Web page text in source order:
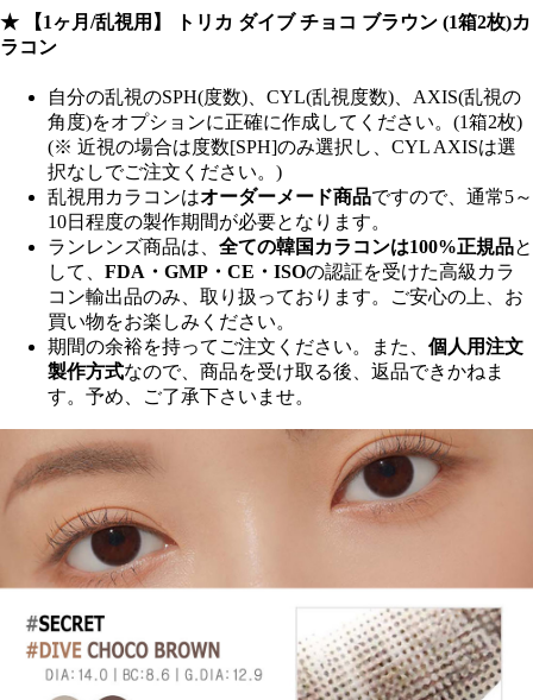
★ 【1ヶ月/乱視用】 トリカ ダイブ チョコ ブラウン (1箱2枚)カ
ラコン
自分の乱視のSPH(度数)、CYL(乱視度数)、AXIS(乱視の
角度)をオプションに正確に作成してください。(1箱2枚)
(※ 近視の場合は度数[SPH]のみ選択し、CYL AXISは選
択なしでご注文ください。)
乱視用カラコンはオーダーメード商品ですので、 通常5～
10日程度の製作期間が必要となります。
ランレンズ商品は、 全ての韓国カラコンは100%正規品と
して、 FDA・GMP・CE・ISOの認証を受けた高級カラ
コン輸出品のみ、取り扱っております。ご安心の上、お
買い物をお楽しみください。
期間の余裕を持ってご注文ください。また、 個人用注文
製作方式なので、商品を受け取る後、返品できかねま
す。予め、ご了承下さいませ。